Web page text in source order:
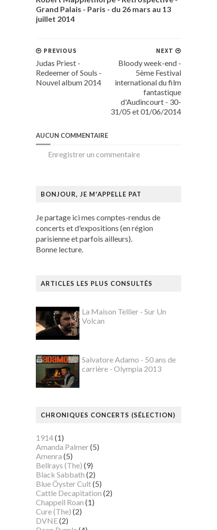
Grand Palais - Paris - du 26 mars au 13
juillet 2014
NEXT
Bloody week-end -
5ème Festival
international du film
fantastique
d'Audincourt - 30-
31/05 et 01/06/2014
PREVIOUS
Judas Priest -
Redeemer of Souls -
Nouvel album 2014
AUCUN COMMENTAIRE
Enregistrer un commentaire
BONJOUR, JE M'APPELLE PAT
Je partage ici mes comptes-rendus de
concerts et d'expositions (en région
parisienne et parfois ailleurs).
Bonne lecture.
ARTICLES LES PLUS CONSULTÉS
La Maison Tellier - Sur Un
Volcan
Salvatore Adamo - 50 ans de
carrière - Olympia 2013
CHRONIQUES CONCERTS (SÉLECTION)
1914(1)
Amanda Palmer(5)
Amenra (5)
Bellrays (The) (9)
Black Sabbath (2)
Blue Öyster Cult(5)
Cattle Decapitation (2)
Chappell Roan (1)
Cure (The) (2)
DVNE(2)